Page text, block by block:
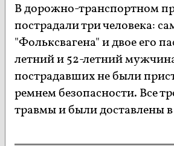
В дорожно-транспортном
пострадали три человека:
"Фольксвагена" и двое его
летний и 52-летний
пострадавших не были
ремнем безопасности. Все
травмы и были доставлены